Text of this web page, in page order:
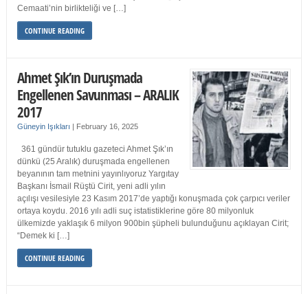
Cemaati’nin birlikteliği ve […]
CONTINUE READING
Ahmet Şık’ın Duruşmada
Engellenen Savunması – ARALIK
2017
Güneyin Işıkları | February 16, 2025
361 gündür tutuklu gazeteci Ahmet Şık’ın
dünkü (25 Aralık) duruşmada engellenen
beyanının tam metnini yayınlıyoruz Yargıtay
Başkanı İsmail Rüştü Cirit, yeni adli yılın
açılışı vesilesiyle 23 Kasım 2017’de yaptığı konuşmada çok çarpıcı veriler
ortaya koydu. 2016 yılı adli suç istatistiklerine göre 80 milyonluk
ülkemizde yaklaşık 6 milyon 900bin şüpheli bulunduğunu açıklayan Cirit;
“Demek ki […]
CONTINUE READING